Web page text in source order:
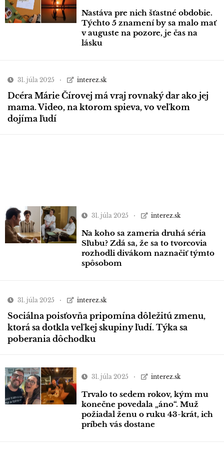
Nastáva pre nich šťastné obdobie.
Týchto 5 znamení by sa malo mať
v auguste na pozore, je čas na
lásku
31. júla 2025 interez.sk
Dcéra Márie Čírovej má vraj rovnaký dar ako jej
mama. Video, na ktorom spieva, vo veľkom
dojíma ľudí
31. júla 2025 interez.sk
Na koho sa zameria druhá séria
Sľubu? Zdá sa, že sa to tvorcovia
rozhodli divákom naznačiť týmto
spôsobom
31. júla 2025 interez.sk
Sociálna poisťovňa pripomína dôležitú zmenu,
ktorá sa dotkla veľkej skupiny ľudí. Týka sa
poberania dôchodku
31. júla 2025 interez.sk
Trvalo to sedem rokov, kým mu
konečne povedala „áno“. Muž
požiadal ženu o ruku 43-krát, ich
príbeh vás dostane